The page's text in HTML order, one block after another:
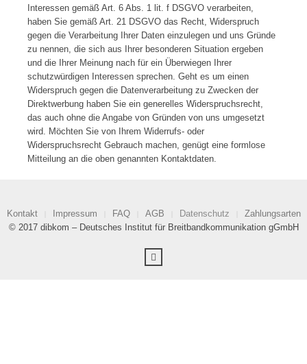
Interessen gemäß Art. 6 Abs. 1 lit. f DSGVO verarbeiten,
haben Sie gemäß Art. 21 DSGVO das Recht, Widerspruch
gegen die Verarbeitung Ihrer Daten einzulegen und uns Gründe
zu nennen, die sich aus Ihrer besonderen Situation ergeben
und die Ihrer Meinung nach für ein Überwiegen Ihrer
schutzwürdigen Interessen sprechen. Geht es um einen
Widerspruch gegen die Datenverarbeitung zu Zwecken der
Direktwerbung haben Sie ein generelles Widerspruchsrecht,
das auch ohne die Angabe von Gründen von uns umgesetzt
wird. Möchten Sie von Ihrem Widerrufs- oder
Widerspruchsrecht Gebrauch machen, genügt eine formlose
Mitteilung an die oben genannten Kontaktdaten.
Kontakt Impressum FAQ AGB Datenschutz
Zahlungsarten
© 2017 dibkom – Deutsches Institut für Breitbandkommunikation gGmbH